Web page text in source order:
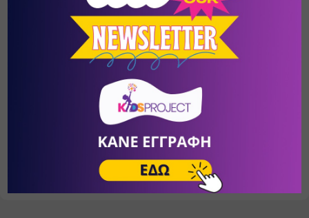
ΜΟΥΣΙΚΟΚΙΝΗΤΙΚΉ ΑΓΩΓΉ
ΜΟΥΣΙΚΉ #ΒΊΝΤΕΟ